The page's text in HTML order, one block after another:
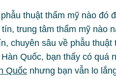
thuật thẩm mỹ nào đó
trung tâm thẩm mỹ nào
chuyên sâu về phẫu thuật
Quốc, bạn thấy có quá
Quốc nhưng bạn vẫn lo